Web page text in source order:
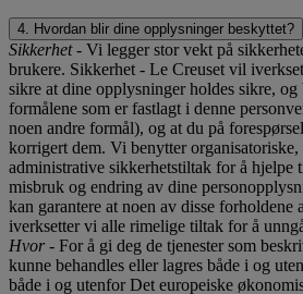
4. Hvordan blir dine opplysninger beskyttet?
Sikkerhet- Vi legger stor vekt på
brukere. Sikkerhet - Le Creuset vil
sikre at dine opplysninger holdes sikre, og
formålene som er fastlagt i denne
noen andre formål), og at du på
korrigert dem. Vi benytter organisatoriske,
administrative sikkerhetstiltak for å hjelpe
misbruk og endring av dine
kan garantere at noen av disse
iverksetter vi alle rimelige tiltak for å
Hvor- For å gi deg de tjenester som
kunne behandles eller lagres både i og
både i og utenfor Det europeiske